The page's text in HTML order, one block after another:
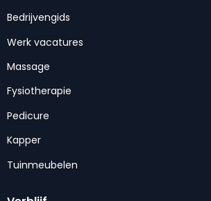
Bedrijvengids
Werk vacatures
Massage
Fysiotherapie
Pedicure
Kapper
Tuinmeubelen